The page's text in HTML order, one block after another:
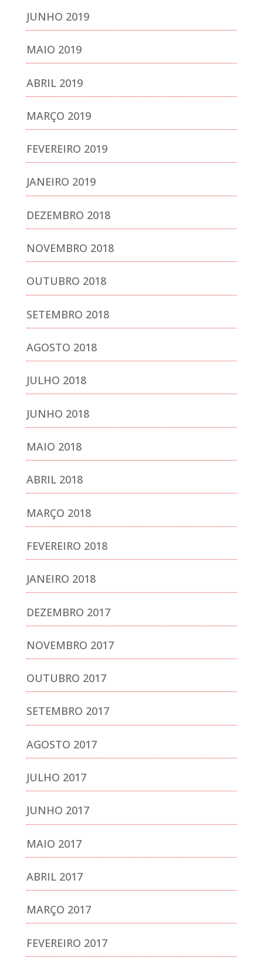
JUNHO 2019
MAIO 2019
ABRIL 2019
MARÇO 2019
FEVEREIRO 2019
JANEIRO 2019
DEZEMBRO 2018
NOVEMBRO 2018
OUTUBRO 2018
SETEMBRO 2018
AGOSTO 2018
JULHO 2018
JUNHO 2018
MAIO 2018
ABRIL 2018
MARÇO 2018
FEVEREIRO 2018
JANEIRO 2018
DEZEMBRO 2017
NOVEMBRO 2017
OUTUBRO 2017
SETEMBRO 2017
AGOSTO 2017
JULHO 2017
JUNHO 2017
MAIO 2017
ABRIL 2017
MARÇO 2017
FEVEREIRO 2017